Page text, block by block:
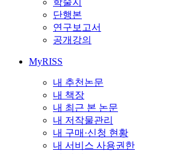
학술지
단행본
연구보고서
공개강의
MyRISS
내 추천논문
내 책장
내 최근 본 논문
내 저작물관리
내 구매·신청 현황
내 서비스 사용권한